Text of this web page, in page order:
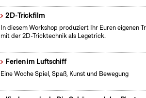
2D-Trickfilm
In diesem Workshop produziert Ihr Euren eigenen
mit der 2D-Tricktechnik als Legetrick.
Ferien im Luftschiff
Eine Woche Spiel, Spaß, Kunst und Bewegung